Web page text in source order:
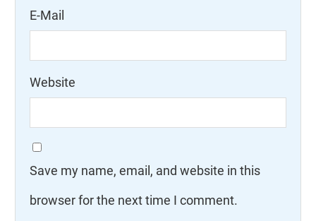
E-Mail
Website
Save my name, email, and website in this
browser for the next time I comment.